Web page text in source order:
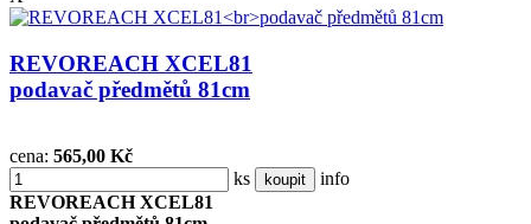
REVOREACH XCEL81
podavač předmětů 81cm
cena: 565,00 Kč
ks
koupit
info
REVOREACH XCEL81